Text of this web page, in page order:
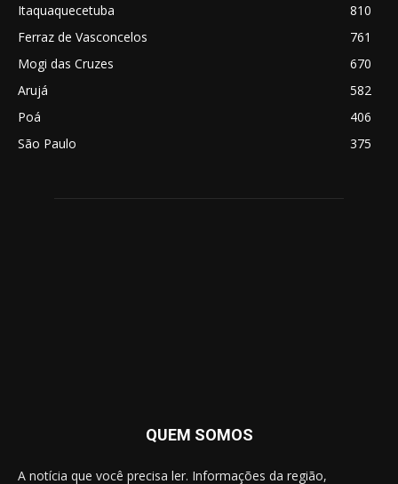
Itaquaquecetuba
810
Ferraz de Vasconcelos
761
Mogi das Cruzes
670
Arujá
582
Poá
406
São Paulo
375
QUEM SOMOS
A notícia que você precisa ler. Informações da região,